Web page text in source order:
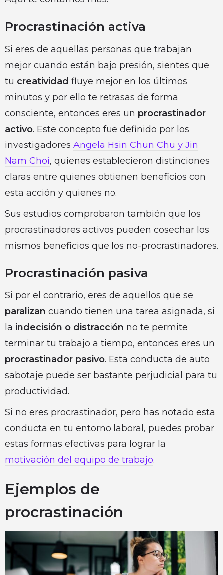
Procrastinación activa
Si eres de aquellas personas que trabajan
mejor cuando están bajo presión, sientes que
tu creatividad fluye mejor en los últimos
minutos y por ello te retrasas de forma
consciente, entonces eres un procrastinador
activo. Este concepto fue definido por los
investigadores Angela Hsin Chun Chu y Jin
Nam Choi, quienes establecieron distinciones
claras entre quienes obtienen beneficios con
esta acción y quienes no.
Sus estudios comprobaron también que los
procrastinadores activos pueden cosechar los
mismos beneficios que los no-procrastinadores.
Procrastinación pasiva
Si por el contrario, eres de aquellos que se
paralizan cuando tienen una tarea asignada, si
la indecisión o distracción no te permite
terminar tu trabajo a tiempo, entonces eres un
procrastinador pasivo. Esta conducta de auto
sabotaje puede ser bastante perjudicial para tu
productividad.
Si no eres procrastinador, pero has notado esta
conducta en tu entorno laboral, puedes probar
estas formas efectivas para lograr la
motivación del equipo de trabajo.
Ejemplos de
procrastinación